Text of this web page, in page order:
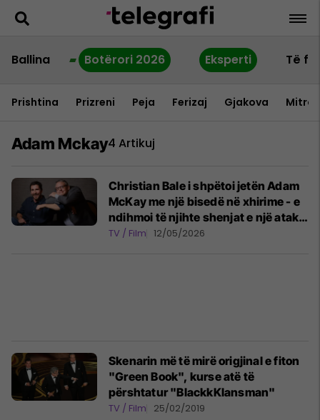
Ballina Botërori 2026 Eksperti Të
Prishtina Prizreni Peja Ferizaj Gjakova
Adam Mckay4 Artikuj
Christian Bale i shpëtoi jetën Adam
McKay me një bisedë në xhirime - e
ndihmoi të njihte shenjat e një ataku
në zemër
TV / Film 12/05/2026
Skenarin më të mirë origjinal e fiton
"Green Book", kurse atë të
përshtatur "BlackkKlansman"
TV / Film 25/02/2019